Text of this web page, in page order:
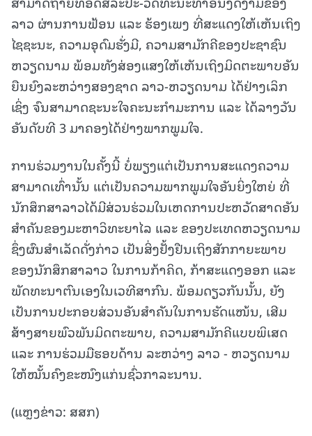
ລາວ ຜ່ານການຟ້ອນ ແລະ ຮ້ອງເພງ ທີ່ສະແດງໃຫ້ເຫັນເຖິງ
ໄຊຊະນະ, ຄວາມອຸດົມຮັ່ງມີ, ຄວາມສາມັກຄີຂອງປະຊາຊົນ
ຫວຽດນາມ ພ້ອມທັງສ່ອງແສງໃຫ້ເຫັນເຖິງມິດຕະພາບອັນ
ຍືນຍົງລະຫວ່າງສອງຊາດ ລາວ-ຫວຽດນາມ ໄດ້ຢ່າງເລິກ
ເຊິ່ງ ຈົນສາມາດຊະນະໃຈຄະນະກຳມະການ ແລະ ໄດ້ລາງວັນ
ອັນດັບທີ 3 ມາຄອງໄດ້ຢ່າງພາກພູມໃຈ.
ການຮ່ວມງານໃນຄັ້ງນີ້ ບໍ່ພຽງແຕ່ເປັນການສະແດງຄວາມ
ສາມາດເທົ່ານັ້ນ ແຕ່ເປັນຄວາມພາກພູມໃຈອັນຍິ່ງໃຫຍ່ ທີ່
ນັກສຶກສາລາວໄດ້ມີສ່ວນຮ່ວມໃນເຫດການປະຫວັດສາດອັນ
ສຳຄັນຂອງມະຫາວິທະຍາໄລ ແລະ ຂອງປະເທດຫວຽດນາມ
ຊຶ່ງຜົນສຳເລັດດັ່ງກ່າວ ເປັນສິ່ງຢັ້ງຢືນເຖິງສັກກາຍະພາບ
ຂອງນັກສຶກສາລາວ ໃນການກ້າຄິດ, ກ້າສະແດງອອກ ແລະ
ພັດທະນາຕົນເອງໃນເວທີສາກົນ. ພ້ອມດຽວກັນນັ້ນ, ຍັງ
ເປັນການປະກອບສ່ວນອັນສຳຄັນໃນການຮັດແໜ້ນ, ເສີມ
ສ້າງສາຍພົວພັນມິດຕະພາບ, ຄວາມສາມັກຄີແບບພິເສດ
ແລະ ການຮ່ວມມືຮອບດ້ານ ລະຫວ່າງ ລາວ - ຫວຽດນາມ
ໃຫ້ໝັ້ນຄົງຂະໜົງແກ່ນຊົ່ວກາລະນານ.
(ແຫຼງຂ່າວ: ສສກ)